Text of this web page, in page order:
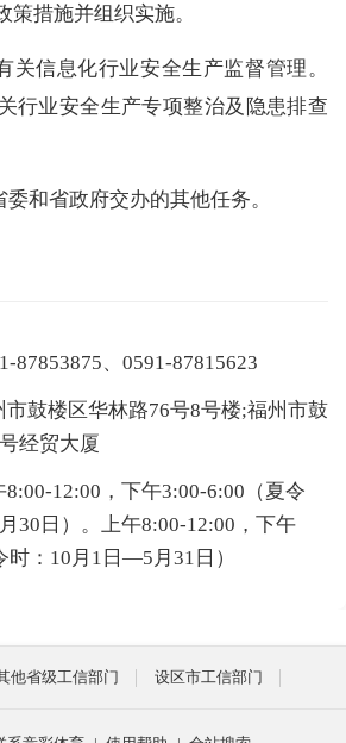
措施并组织实施。
关信息化行业安全生产监督管理。
行业安全生产专项整治及隐患排查
委和省政府交办的其他任务。
87853875、0591-87815623
市鼓楼区华林路76号8号楼;福州市鼓
经贸大厦
12:00，下午3:00-6:00（夏令
30日）。上午8:00-12:00，下午
时：10月1日—5月31日）
他省级工信部门 设区市工信部门